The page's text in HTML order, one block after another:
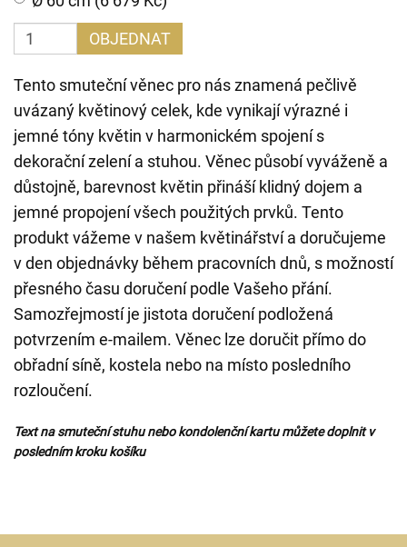
OBJEDNAT
Tento smuteční věnec pro nás znamená pečlivě
uvázaný květinový celek, kde vynikají výrazné i
jemné tóny květin v harmonickém spojení s
dekorační zelení a stuhou. Věnec působí vyváženě a
důstojně, barevnost květin přináší klidný dojem a
jemné propojení všech použitých prvků. Tento
produkt vážeme v našem květinářství a doručujeme
v den objednávky během pracovních dnů, s možností
přesného času doručení podle Vašeho přání.
Samozřejmostí je jistota doručení podložená
potvrzením e-mailem. Věnec lze doručit přímo do
obřadní síně, kostela nebo na místo posledního
rozloučení.
Text na smuteční stuhu nebo kondolenční kartu můžete doplnit v
posledním kroku košíku